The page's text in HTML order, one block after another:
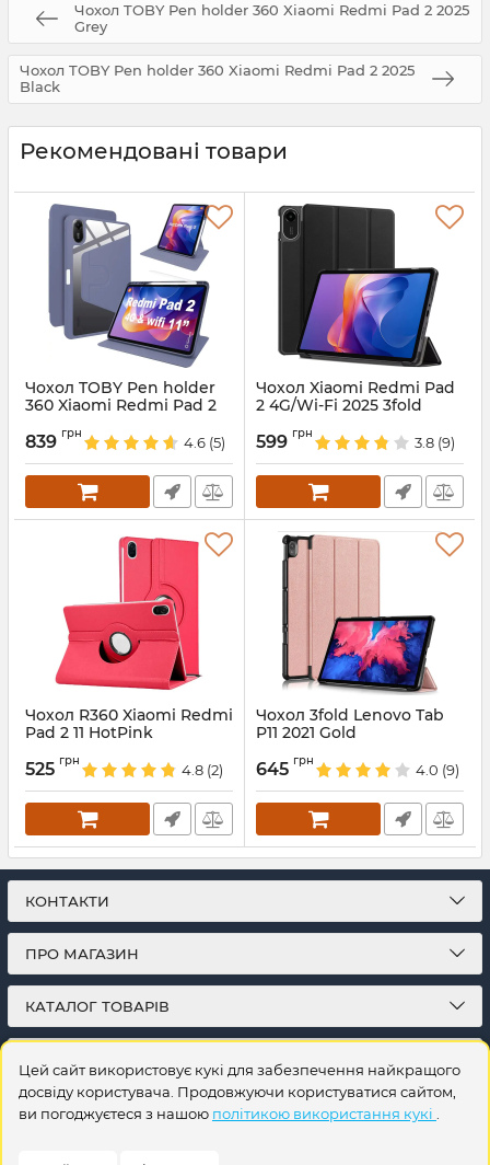
Чохол TOBY Pen holder 360 Xiaomi Redmi Pad 2 2025
Grey
Чохол TOBY Pen holder 360 Xiaomi Redmi Pad 2 2025
Black
Рекомендовані товари
Чохол TOBY Pen holder
360 Xiaomi Redmi Pad 2
Артикул: 688549
839 грн
4.6 (5)
Чохол Xiaomi Redmi Pad
2 4G/Wi-Fi 2025 3fold
Артикул: 687991
599 грн
3.8 (9)
Чохол R360 Xiaomi Redmi
Pad 2 11 HotPink
525 грн
4.8 (2)
Чохол 3fold Lenovo Tab
P11 2021 Gold
645 грн
4.0 (9)
КОНТАКТИ
ПРО МАГАЗИН
КАТАЛОГ ТОВАРІВ
Цей сайт використовує кукі для забезпечення найкращого
досвіду користувача. Продовжуючи користуватися сайтом,
ви погоджуєтеся з нашою політикою використання кукі